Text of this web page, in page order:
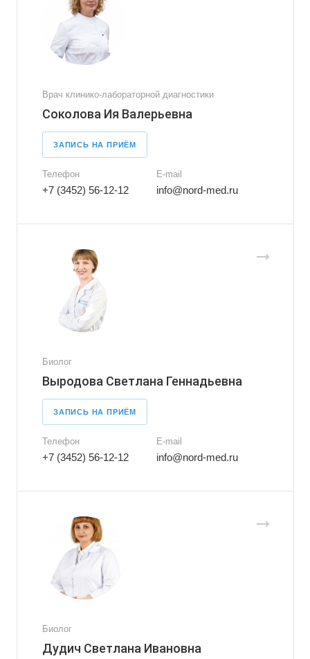
Врач клинико-лабораторной диагностики
Соколова Ия Валерьевна
ЗАПИСЬ НА ПРИЁМ
Телефон
+7 (3452) 56-12-12
E-mail
info@nord-med.ru
Биолог
Выродова Светлана Геннадьевна
ЗАПИСЬ НА ПРИЁМ
Телефон
+7 (3452) 56-12-12
E-mail
info@nord-med.ru
Биолог
Дудич Светлана Ивановна